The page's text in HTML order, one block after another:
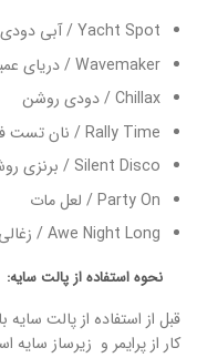
Yacht Spot / آبی دودی روشن
Wavemaker / دریای عمیق مات
Chillax / دودی روشن
Rally Time / نان تست فرانسوی مات با ذرات براق
Silent Disco / برنزی روشن
Party On / لعل مات
Awe Night Long / زغالی مات
نحوه استفاده از پالت سایه:
قبل از استفاده از پالت
کار از پرایمر و زیرساز سایه